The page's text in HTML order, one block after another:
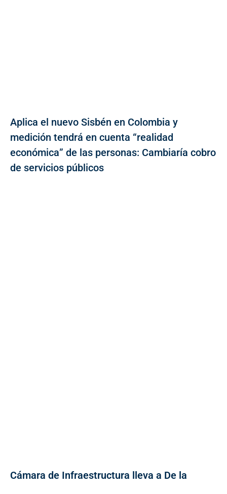
Aplica el nuevo Sisbén en Colombia y
medición tendrá en cuenta “realidad
económica” de las personas: Cambiaría cobro
de servicios públicos
Cámara de Infraestructura lleva a De la